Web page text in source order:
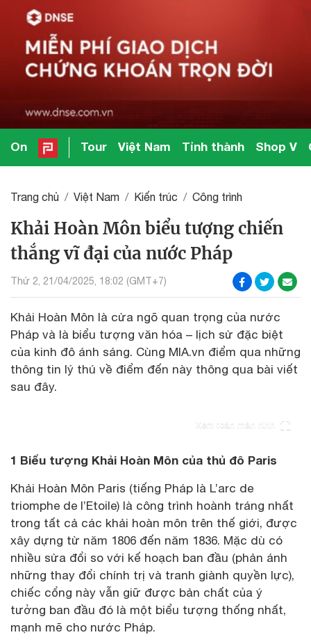
On Tour Việt Nam Tỉnh thành Shop V
Trang chủ Việt Nam Kiến trúc Công trình
Khải Hoàn Môn biểu tượng chiến
thắng vĩ đại của nước Pháp
Thứ 2, 21/04/2025, 18:02 (GMT+7)
Khải Hoàn Môn là cửa ngõ quan trọng của nước
Pháp và là biểu tượng văn hóa – lịch sử đặc biệt
của kinh đô ánh sáng. Cùng MIA.vn điểm qua những
thông tin lý thú về điểm đến này thông qua bài viết
sau đây.
Xem toàn màn hình
1 Biểu tượng Khải Hoàn Môn của thủ đô Paris
Khải Hoàn Môn Paris (tiếng Pháp là L’arc de
triomphe de l’Etoile) là công trình hoành tráng nhất
trong tất cả các khải hoàn môn trên thế giới, được
xây dựng từ năm 1806 đến năm 1836. Mặc dù có
nhiều sửa đổi so với kế hoạch ban đầu (phản ánh
những thay đổi chính trị và tranh giành quyền lực),
chiếc cổng này vẫn giữ được bản chất của ý
tưởng ban đầu đó là một biểu tượng thống nhất,
mạnh mẽ cho nước Pháp.